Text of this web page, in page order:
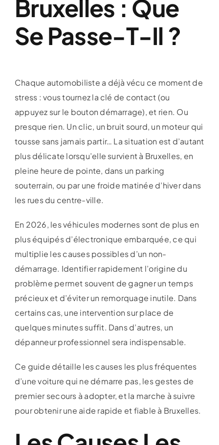
Bruxelles : Que
Se Passe-T-Il ?
Chaque automobiliste a déjà vécu ce moment de
stress : vous tournez la clé de contact (ou
appuyez sur le bouton démarrage), et rien. Ou
presque rien. Un clic, un bruit sourd, un moteur qui
tousse sans jamais partir… La situation est d’autant
plus délicate lorsqu’elle survient à Bruxelles, en
pleine heure de pointe, dans un parking
souterrain, ou par une froide matinée d’hiver dans
les rues du centre-ville.
En 2026, les véhicules modernes sont de plus en
plus équipés d’électronique embarquée, ce qui
multiplie les causes possibles d’un non-
démarrage. Identifier rapidement l’origine du
problème permet souvent de gagner un temps
précieux et d’éviter un remorquage inutile. Dans
certains cas, une intervention sur place de
quelques minutes suffit. Dans d’autres, un
dépanneur professionnel sera indispensable.
Ce guide détaille les causes les plus fréquentes
d’une voiture qui ne démarre pas, les gestes de
premier secours à adopter, et la marche à suivre
pour obtenir une aide rapide et fiable à Bruxelles.